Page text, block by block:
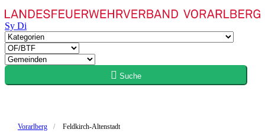
Sy Di
Suche
Vorarlberg Feldkirch-Altenstadt